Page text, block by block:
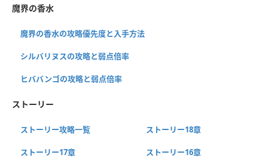
魔界の香水
魔界の香水の攻略優先度と入手方法
シルバリヌスの攻略と弱点倍率
ヒババンゴの攻略と弱点倍率
ストーリー
ストーリー攻略一覧 ストーリー18章
ストーリー17章 ストーリー16章